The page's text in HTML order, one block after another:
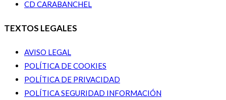
CD CARABANCHEL
TEXTOS LEGALES
AVISO LEGAL
POLÍTICA DE COOKIES
POLÍTICA DE PRIVACIDAD
POLÍTICA SEGURIDAD INFORMACIÓN